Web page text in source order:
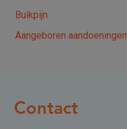
Buikpijn
Aangeboren aandoeningen
Contact